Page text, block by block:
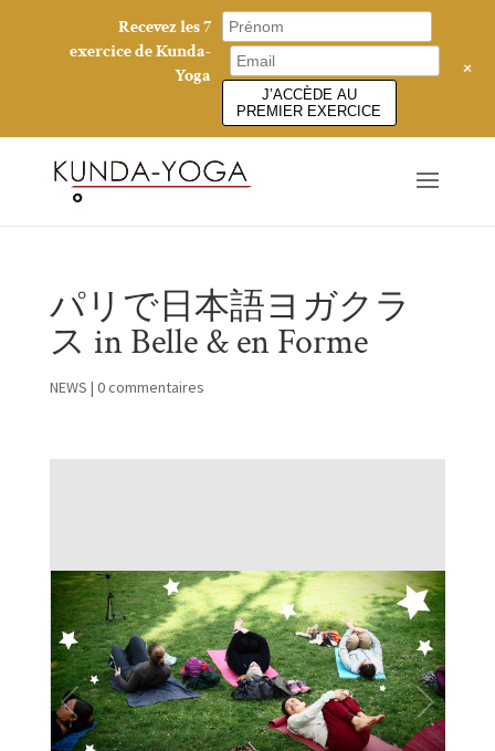
パリで日本語ヨガクラ
ス in Belle & en Forme
NEWS | 0 commentaires
Recevez les 7
exercice de Kunda-
Yoga
J’ACCÈDE AU
PREMIER EXERCICE
+